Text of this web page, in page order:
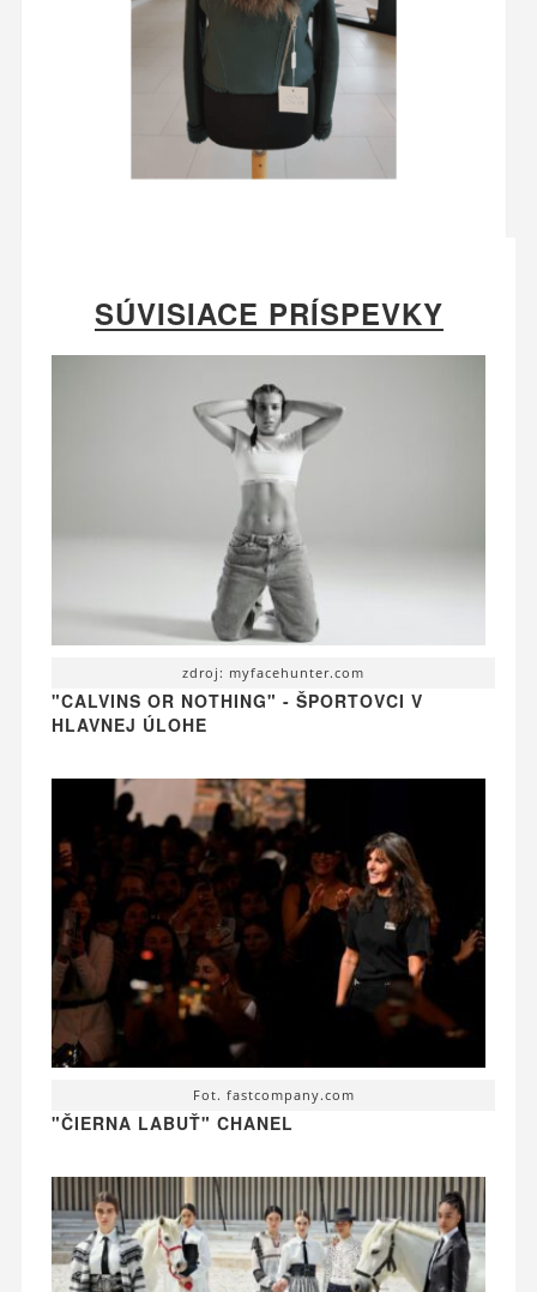
SÚVISIACE PRÍSPEVKY
zdroj: myfacehunter.com
"CALVINS OR NOTHING" - ŠPORTOVCI V
HLAVNEJ ÚLOHE
Fot. fastcompany.com
"ČIERNA LABUŤ" CHANEL